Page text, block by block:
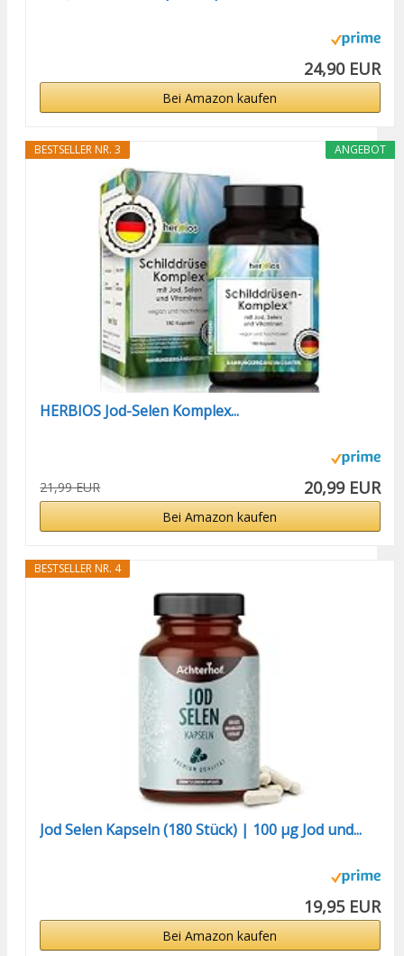
24,90 EUR
Bei Amazon kaufen
ANGEBOT
BESTSELLER NR. 3
HERBIOS Jod-Selen Komplex...
21,99 EUR 20,99 EUR
Bei Amazon kaufen
BESTSELLER NR. 4
Jod Selen Kapseln (180 Stück) | 100 μg Jod und...
19,95 EUR
Bei Amazon kaufen